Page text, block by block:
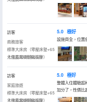
訪客
商務旅客
標準大床房（零壓床墊+65
寸液晶電視智能投屏）
入住於2026年03月
5.0 極好
設施齊全，位置
訪客
家庭旅遊
標準大床房（零壓床墊+65
寸液晶電視智能投屏）
入住於2026年03月
5.0 極好
整體入住體驗超
加分了，性價比